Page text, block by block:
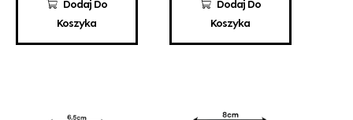
Dodaj Do
Koszyka
Promyk 5
Dodaj Do
Koszyka
Aura A3